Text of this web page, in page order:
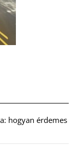
hogyan érdemes